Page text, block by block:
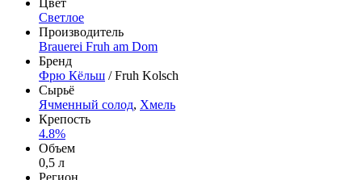
Светлое
Производитель
Brauerei Fruh am Dom
Бренд
Фрю Кёльш / Fruh Kolsch
Сырьё
Ячменный солод, Хмель
Крепость
4.8%
Объем
0,5 л
Регион